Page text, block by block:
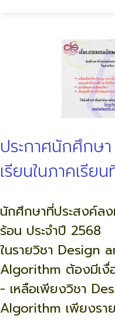
ประกาศนักศึกษา
เรียนในภาคเรี
นักศึกษาที่ประสงค์ล
ร้อน ประจำปี 2568
ในรายวิชา Design
Algorithm ต้องมีเงื่
- เหลือเพียงวิชา
Algorithm เพียงราย